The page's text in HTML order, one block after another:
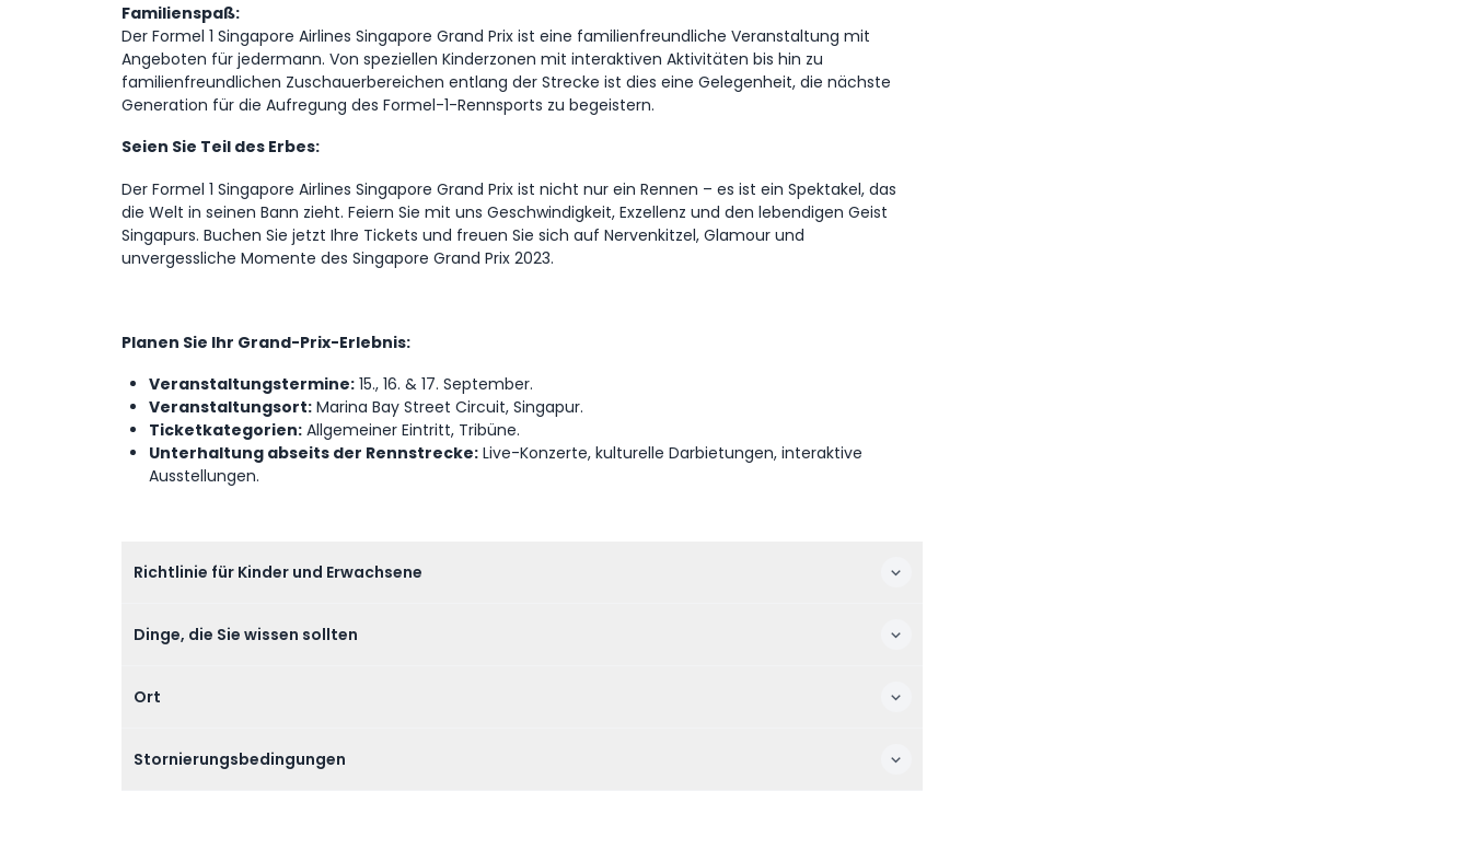
Familienspaß:
Der Formel 1 Singapore Airlines Singapore Grand Prix ist eine familienfreundliche Veranstaltung mit
Angeboten für jedermann. Von speziellen Kinderzonen mit interaktiven Aktivitäten bis hin zu
familienfreundlichen Zuschauerbereichen entlang der Strecke ist dies eine Gelegenheit, die nächste
Generation für die Aufregung des Formel-1-Rennsports zu begeistern.
Seien Sie Teil des Erbes:
Der Formel 1 Singapore Airlines Singapore Grand Prix ist nicht nur ein Rennen – es ist ein Spektakel, das
die Welt in seinen Bann zieht. Feiern Sie mit uns Geschwindigkeit, Exzellenz und den lebendigen Geist
Singapurs. Buchen Sie jetzt Ihre Tickets und freuen Sie sich auf Nervenkitzel, Glamour und
unvergessliche Momente des Singapore Grand Prix 2023.
Planen Sie Ihr Grand-Prix-Erlebnis:
Veranstaltungstermine:15., 16. & 17. September.
Veranstaltungsort:Marina Bay Street Circuit, Singapur.
Ticketkategorien:Allgemeiner Eintritt, Tribüne.
Unterhaltung abseits der Rennstrecke:Live-Konzerte, kulturelle Darbietungen, interaktive
Ausstellungen.
Richtlinie für Kinder und Erwachsene
Dinge, die Sie wissen sollten
Ort
Stornierungsbedingungen